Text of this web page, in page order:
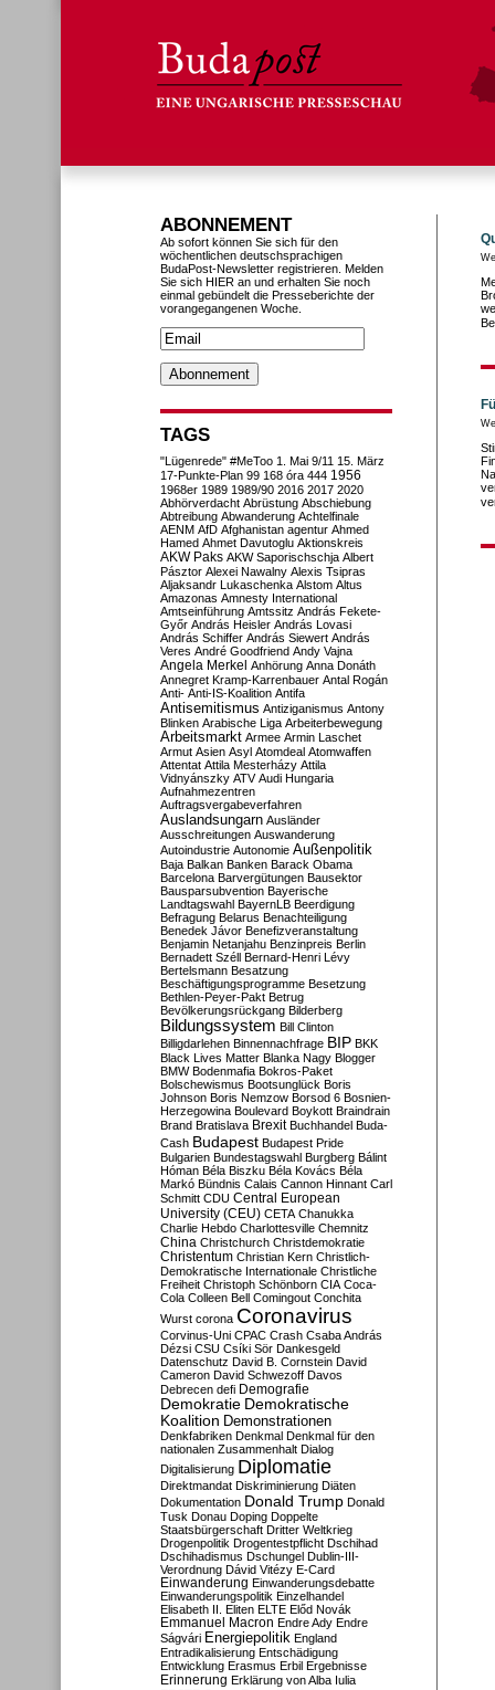
ABONNEMENT
Ab sofort können Sie sich für den
wöchentlichen deutschsprachigen
BudaPost-Newsletter registrieren. Melden
Sie sich HIER an und erhalten Sie noch
einmal gebündelt die Presseberichte der
vorangegangenen Woche.
TAGS
"Lügenrede" #MeToo 1. Mai 9/11 15. März
17-Punkte-Plan 99 168 óra 444 1956
1968er 1989 1989/90 2016 2017 2020
Abhörverdacht Abrüstung Abschiebung
Abtreibung Abwanderung Achtelfinale
AENM AfD Afghanistan agentur Ahmed
Hamed Ahmet Davutoglu Aktionskreis
AKW Paks AKW Saporischschja Albert
Pásztor Alexei Nawalny Alexis Tsipras
Aljaksandr Lukaschenka Alstom Altus
Amazonas Amnesty International
Amtseinführung Amtssitz András Fekete-
Győr András Heisler András Lovasi
András Schiffer András Siewert András
Veres André Goodfriend Andy Vajna
Angela Merkel Anhörung Anna Donáth
Annegret Kramp-Karrenbauer Antal Rogán
Anti- Anti-IS-Koalition Antifa
Antisemitismus Antiziganismus Antony
Blinken Arabische Liga Arbeiterbewegung
Arbeitsmarkt Armee Armin Laschet
Armut Asien Asyl Atomdeal Atomwaffen
Attentat Attila Mesterházy Attila
Vidnyánszky ATV Audi Hungaria
Aufnahmezentren
Auftragsvergabeverfahren
Auslandsungarn Ausländer
Ausschreitungen Auswanderung
Autoindustrie Autonomie Außenpolitik
Baja Balkan Banken Barack Obama
Barcelona Barvergütungen Bausektor
Bausparsubvention Bayerische
Landtagswahl BayernLB Beerdigung
Befragung Belarus Benachteiligung
Benedek Jávor Benefizveranstaltung
Benjamin Netanjahu Benzinpreis Berlin
Bernadett Széll Bernard-Henri Lévy
Bertelsmann Besatzung
Beschäftigungsprogramme Besetzung
Bethlen-Peyer-Pakt Betrug
Bevölkerungsrückgang Bilderberg
Bildungssystem Bill Clinton
Billigdarlehen Binnennachfrage BIP BKK
Black Lives Matter Blanka Nagy Blogger
BMW Bodenmafia Bokros-Paket
Bolschewismus Bootsunglück Boris
Johnson Boris Nemzow Borsod 6 Bosnien-
Herzegowina Boulevard Boykott Braindrain
Brand Bratislava Brexit Buchhandel Buda-
Cash Budapest Budapest Pride
Bulgarien Bundestagswahl Burgberg Bálint
Hóman Béla Biszku Béla Kovács Béla
Markó Bündnis Calais Cannon Hinnant Carl
Schmitt CDU Central European
University (CEU) CETA Chanukka
Charlie Hebdo Charlottesville Chemnitz
China Christchurch Christdemokratie
Christentum Christian Kern Christlich-
Demokratische Internationale Christliche
Freiheit Christoph Schönborn CIA Coca-
Cola Colleen Bell Comingout Conchita
Wurst corona Coronavirus
Corvinus-Uni CPAC Crash Csaba András
Dézsi CSU Csíki Sör Dankesgeld
Datenschutz David B. Cornstein David
Cameron David Schwezoff Davos
Debrecen defi Demografie
Demokratie Demokratische
Koalition Demonstrationen
Denkfabriken Denkmal Denkmal für den
nationalen Zusammenhalt Dialog
Digitalisierung Diplomatie
Direktmandat Diskriminierung Diäten
Dokumentation Donald Trump Donald
Tusk Donau Doping Doppelte
Staatsbürgerschaft Dritter Weltkrieg
Drogenpolitik Drogentestpflicht Dschihad
Dschihadismus Dschungel Dublin-III-
Verordnung Dávid Vitézy E-Card
Einwanderung Einwanderungsdebatte
Einwanderungspolitik Einzelhandel
Elisabeth II. Eliten ELTE Előd Novák
Emmanuel Macron Endre Ady Endre
Ságvári Energiepolitik England
Entradikalisierung Entschädigung
Entwicklung Erasmus Erbil Ergebnisse
Erinnerung Erklärung von Alba Iulia